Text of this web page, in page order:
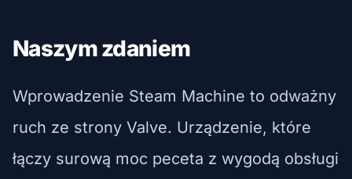
Naszym zdaniem
Wprowadzenie Steam Machine to odważny
ruch ze strony Valve. Urządzenie, które
łączy surową moc peceta z wygodą obsługi